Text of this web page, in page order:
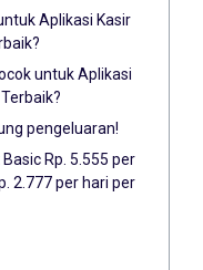
Aplikasi Kasir
untuk Aplikasi
pengeluaran!
Rp. 5.555 per
2.777 per hari per